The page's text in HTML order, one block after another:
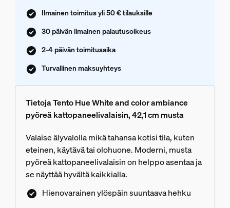
Ilmainen toimitus yli 50 € tilauksille
30 päivän ilmainen palautusoikeus
2-4 päivän toimitusaika
Turvallinen maksuyhteys
Tietoja Tento Hue White and color ambiance
pyöreä kattopaneelivalaisin, 42,1 cm musta
Valaise älyvalolla mikä tahansa kotisi tila, kuten
eteinen, käytävä tai olohuone. Moderni, musta
pyöreä kattopaneelivalaisin on helppo asentaa ja
se näyttää hyvältä kaikkialla.
Hienovarainen ylöspäin suuntaava hehku